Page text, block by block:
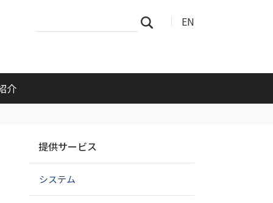
EN
介
イ
細
ビ
ゲ
シ
提供サービス
システム